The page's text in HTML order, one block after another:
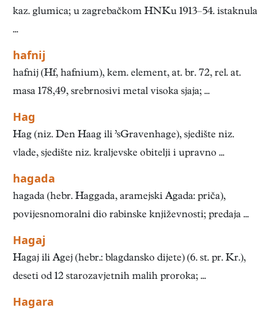
kaz. glumica; u zagrebačkom HNKu 1913–54. istaknula
...
hafnij
hafnij (Hf, hafnium), kem. element, at. br. 72, rel. at.
masa 178,49, srebrnosivi metal visoka sjaja; ...
Hag
Hag (niz. Den Haag ili ’sGravenhage), sjedište niz.
vlade, sjedište niz. kraljevske obitelji i upravno ...
hagada
hagada (hebr. Haggada, aramejski Agada: priča),
povijesnomoralni dio rabinske književnosti; preda­ja ...
Hagaj
Hagaj ili Agej (hebr.: blagdansko dijete) (6. st. pr. Kr.),
deseti od 12 starozavjetnih malih proroka; ...
Hagara